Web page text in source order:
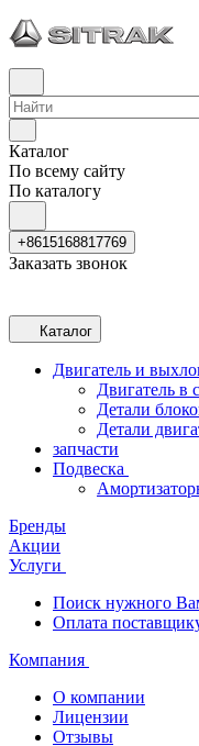
Каталог
По всему сайту
По каталогу
+8615168817769
Заказать звонок
Каталог
Двигатель и
Двигатель в
Детали
Детали
запчасти
Подвеска
Бренды
Акции
Услуги
Поиск нужного
Оплата
Компания
О компании
Лицензии
Отзывы